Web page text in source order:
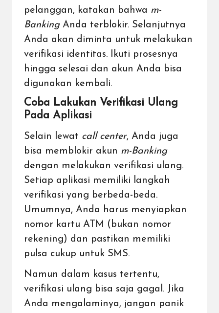
pelanggan, katakan bahwa m-
Banking Anda terblokir. Selanjutnya
Anda akan diminta untuk melakukan
verifikasi identitas. Ikuti prosesnya
hingga selesai dan akun Anda bisa
digunakan kembali.
Coba Lakukan Verifikasi Ulang
Pada Aplikasi
Selain lewat call center, Anda juga
bisa memblokir akun m-Banking
dengan melakukan verifikasi ulang.
Setiap aplikasi memiliki langkah
verifikasi yang berbeda-beda.
Umumnya, Anda harus menyiapkan
nomor kartu ATM (bukan nomor
rekening) dan pastikan memiliki
pulsa cukup untuk SMS.
Namun dalam kasus tertentu,
verifikasi ulang bisa saja gagal. Jika
Anda mengalaminya, jangan panik